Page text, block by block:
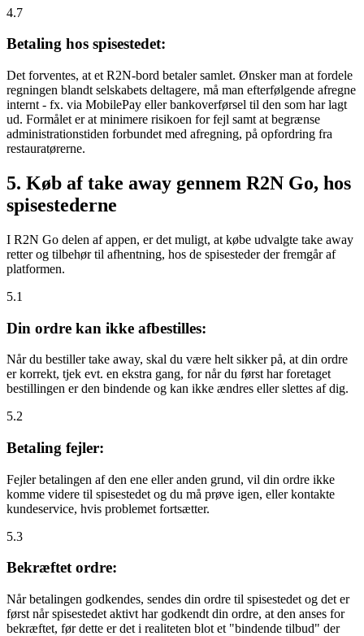
4.7
Betaling hos spisestedet:
Det forventes, at et R2N-bord betaler samlet. Ønsker man at fordele
regningen blandt selskabets deltagere, må man efterfølgende afregne
internt - fx. via MobilePay eller bankoverførsel til den som har lagt
ud. Formålet er at minimere risikoen for fejl samt at begrænse
administrationstiden forbundet med afregning, på opfordring fra
restauratørerne.
5. Køb af take away gennem R2N Go, hos
spisestederne
I R2N Go delen af appen, er det muligt, at købe udvalgte take away
retter og tilbehør til afhentning, hos de spisesteder der fremgår af
platformen.
5.1
Din ordre kan ikke afbestilles:
Når du bestiller take away, skal du være helt sikker på, at din ordre
er korrekt, tjek evt. en ekstra gang, for når du først har foretaget
bestillingen er den bindende og kan ikke ændres eller slettes af dig.
5.2
Betaling fejler:
Fejler betalingen af den ene eller anden grund, vil din ordre ikke
komme videre til spisestedet og du må prøve igen, eller kontakte
kundeservice, hvis problemet fortsætter.
5.3
Bekræftet ordre:
Når betalingen godkendes, sendes din ordre til spisestedet og det er
først når spisestedet aktivt har godkendt din ordre, at den anses for
bekræftet, før dette er det i realiteten blot et "bindende tilbud" der